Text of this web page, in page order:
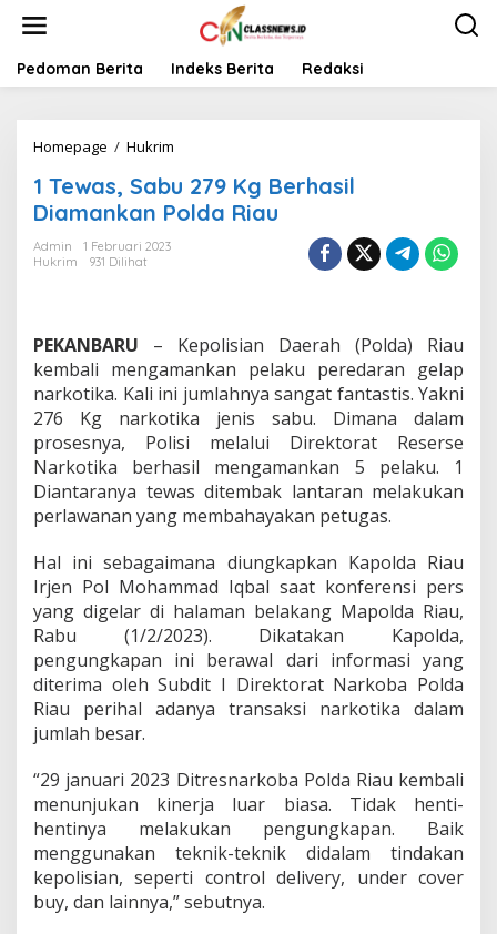
t
Pedoman Berita Indeks Berita Redaksi
Homepage / Hukrim
e
w
a
u
2
7
9
K
g
B
e
h
s
i
l
D
i
a
m
a
n
P
o
l
d
a
R
1 Tewas, Sabu 279 Kg Berhasil
Diamankan Polda Riau
Admin
1 Februari 2023
Hukrim
931 Dilihat
PEKANBARU – Kepolisian Daerah (Polda) Riau
kembali mengamankan pelaku peredaran gelap
narkotika. Kali ini jumlahnya sangat fantastis. Yakni
276 Kg narkotika jenis sabu. Dimana dalam
prosesnya, Polisi melalui Direktorat Reserse
Narkotika berhasil mengamankan 5 pelaku. 1
Diantaranya tewas ditembak lantaran melakukan
perlawanan yang membahayakan petugas.
Hal ini sebagaimana diungkapkan Kapolda Riau
Irjen Pol Mohammad Iqbal saat konferensi pers
yang digelar di halaman belakang Mapolda Riau,
Rabu (1/2/2023). Dikatakan Kapolda,
pengungkapan ini berawal dari informasi yang
diterima oleh Subdit I Direktorat Narkoba Polda
Riau perihal adanya transaksi narkotika dalam
jumlah besar.
“29 januari 2023 Ditresnarkoba Polda Riau kembali
menunjukan kinerja luar biasa. Tidak henti-
hentinya melakukan pengungkapan. Baik
menggunakan teknik-teknik didalam tindakan
kepolisian, seperti control delivery, under cover
buy, dan lainnya,” sebutnya.